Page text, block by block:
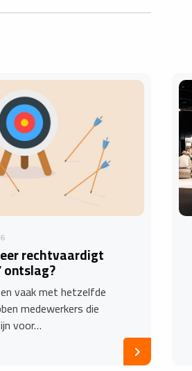
rechtvaardigt
vaak met hetzelfde
medewerkers die
voor…